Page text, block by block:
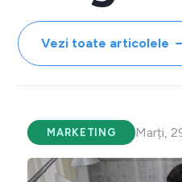
Vezi toate articolele
MARKETING Marți,